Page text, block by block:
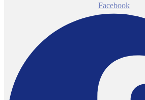
Facebook